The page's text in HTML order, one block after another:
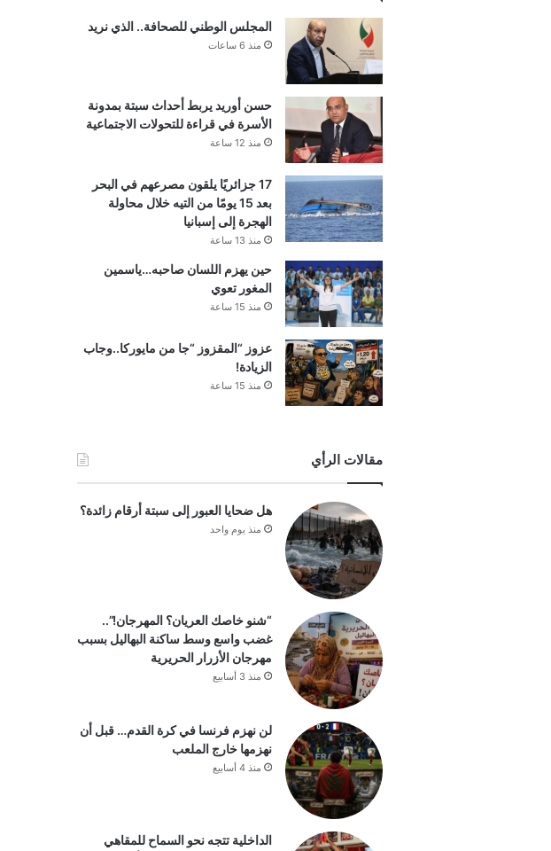
المجلس الوطني للصحافة.. الذي نريد
منذ 6 ساعات
حسن أوريد يربط أحداث سبتة بمدونة
الأسرة في قراءة للتحولات الاجتماعية
منذ 12 ساعة
17 جزائريًا يلقون مصرعهم في البحر
بعد 15 يومًا من التيه خلال محاولة
الهجرة إلى إسبانيا
منذ 13 ساعة
حين يهزم اللسان صاحبه…ياسمين
المغور تعوي
منذ 15 ساعة
عزوز “المقزوز “جا من مايوركا..وجاب
الزيادة!
منذ 15 ساعة
مقالات الرأي
هل ضحايا العبور إلى سبتة أرقام زائدة؟
منذ يوم واحد
“شنو خاصك العريان؟ المهرجان!”..
غضب واسع وسط ساكنة البهاليل بسبب
مهرجان الأزرار الحريرية
منذ 3 أسابيع
لن نهزم فرنسا في كرة القدم… قبل أن
نهزمها خارج الملعب
منذ 4 أسابيع
الداخلية تتجه نحو السماح للمقاهي